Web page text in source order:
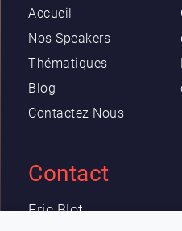
Accueil
Nos Speakers
Thématiques
Blog
Contactez Nous
Contact
Eric Blot